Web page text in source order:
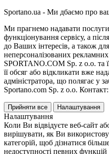
Sportano.ua - Ми дбаємо про
Ми прагнемо надавати
функціонування сервісу, а
до Ваших інтересів, а також
неперсоналізованих
SPORTANO.COM Sp. z o.o. та
її обсяг або відкликати вже
адміністратора, що полягає у
Sportano.com Sp. z o.o. Контакт:
Прийняти все Налаштування
Налаштування
Коли Ви відвідуєте веб-сайт
вирішувати, як Ви
категорій, щоб дізнатися
недоступності певних